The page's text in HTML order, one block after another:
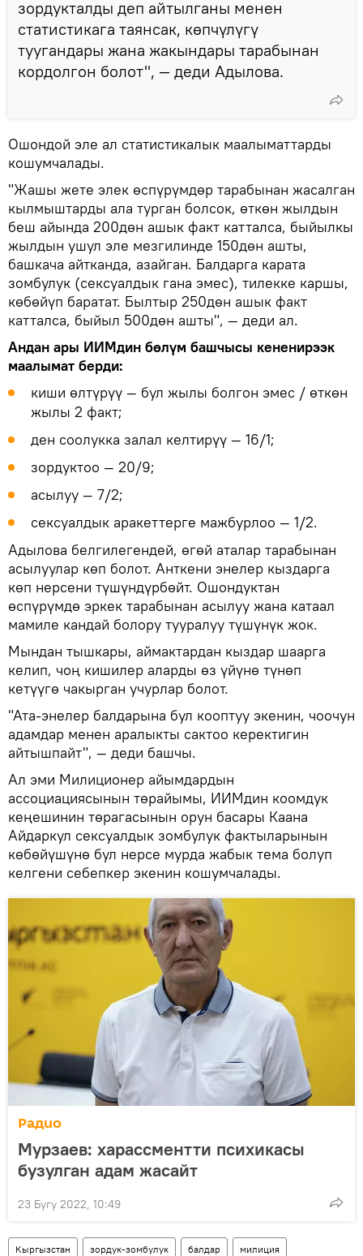
зордукталды деп айтылганы менен
статистикага таянсак, көпчүлүгү
туугандары жана жакындары тарабынан
кордолгон болот", — деди Адылова.
Ошондой эле ал статистикалык маалыматтарды
кошумчалады.
"Жашы жете элек өспүрүмдөр тарабынан жасалган
кылмыштарды ала турган болсок, өткөн жылдын
беш айында 200дөн ашык факт катталса, быйылкы
жылдын ушул эле мезгилинде 150дөн ашты,
башкача айтканда, азайган. Балдарга карата
зомбулук (сексуалдык гана эмес), тилекке каршы,
көбөйүп баратат. Былтыр 250дөн ашык факт
катталса, быйыл 500дөн ашты", — деди ал.
Андан ары ИИМдин бөлүм башчысы кененирээк
маалымат берди:
киши өлтүрүү — бул жылы болгон эмес / өткөн
жылы 2 факт;
ден соолукка залал келтирүү — 16/1;
зордуктоо — 20/9;
асылуу — 7/2;
сексуалдык аракеттерге мажбурлоо — 1/2.
Адылова белгилегендей, өгөй аталар тарабынан
асылуулар көп болот. Анткени энелер кыздарга
көп нерсени түшүндүрбөйт. Ошондуктан
өспүрүмдө эркек тарабынан асылуу жана катаал
мамиле кандай болору тууралуу түшүнүк жок.
Мындан тышкары, аймактардан кыздар шаарга
келип, чоң кишилер аларды өз үйүнө түнөп
кетүүгө чакырган учурлар болот.
"Ата-энелер балдарына бул кооптуу экенин, чоочун
адамдар менен аралыкты сактоо керектигин
айтышпайт", — деди башчы.
Ал эми Милиционер айымдардын
ассоциациясынын төрайымы, ИИМдин коомдук
кеңешинин төрагасынын орун басары Каана
Айдаркул сексуалдык зомбулук фактыларынын
көбөйүшүнө бул нерсе мурда жабык тема болуп
келгени себепкер экенин кошумчалады.
Радио
Мурзаев: харассментти психикасы
бузулган адам жасайт
23 Бугу 2022, 10:49
Кыргызстан зордук-зомбулук балдар милиция